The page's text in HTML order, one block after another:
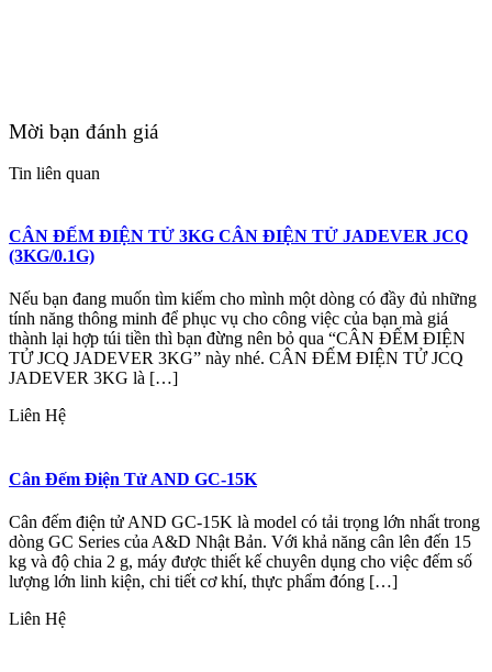
Mời bạn đánh giá
Tin liên quan
CÂN ĐẾM ĐIỆN TỬ 3KG CÂN ĐIỆN TỬ JADEVER JCQ
(3KG/0.1G)
Nếu bạn đang muốn tìm kiếm cho mình một dòng có đầy đủ những
tính năng thông minh để phục vụ cho công việc của bạn mà giá
thành lại hợp túi tiền thì bạn đừng nên bỏ qua “CÂN ĐẾM ĐIỆN
TỬ JCQ JADEVER 3KG” này nhé. CÂN ĐẾM ĐIỆN TỬ JCQ
JADEVER 3KG là […]
Liên Hệ
Cân Đếm Điện Tử AND GC-15K
Cân đếm điện tử AND GC-15K là model có tải trọng lớn nhất trong
dòng GC Series của A&D Nhật Bản. Với khả năng cân lên đến 15
kg và độ chia 2 g, máy được thiết kế chuyên dụng cho việc đếm số
lượng lớn linh kiện, chi tiết cơ khí, thực phẩm đóng […]
Liên Hệ